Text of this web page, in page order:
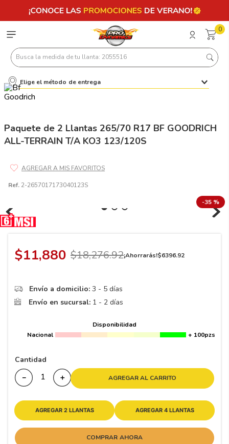
0
Busca la medida de tu llanta: 2055516
Elige el método de entrega
Paquete de 2 Llantas 265/70 R17 BF GOODRICH
ALL-TERRAIN T/A KO3 123/120S
Ref. 2-2657017173040123S
-35 %
$11,880 $18,276.92¡Ahorrarás!$6396.92
Envío a domicilio: 3 - 5 días
Envío en sucursal: 1 - 2 días
Disponibilidad
Nacional
+ 100pzs
Cantidad
＋
－ AGREGAR AL CARRITO
AGREGAR 2 LLANTAS AGREGAR 4 LLANTAS
COMPRAR AHORA
Términos más buscados
.
3.225
7 245